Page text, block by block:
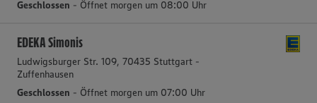
Geschlossen - Öffnet morgen um 08:00 Uhr
EDEKA Simonis
Ludwigsburger Str. 109, 70435 Stuttgart -
Zuffenhausen
Geschlossen - Öffnet morgen um 07:00 Uhr